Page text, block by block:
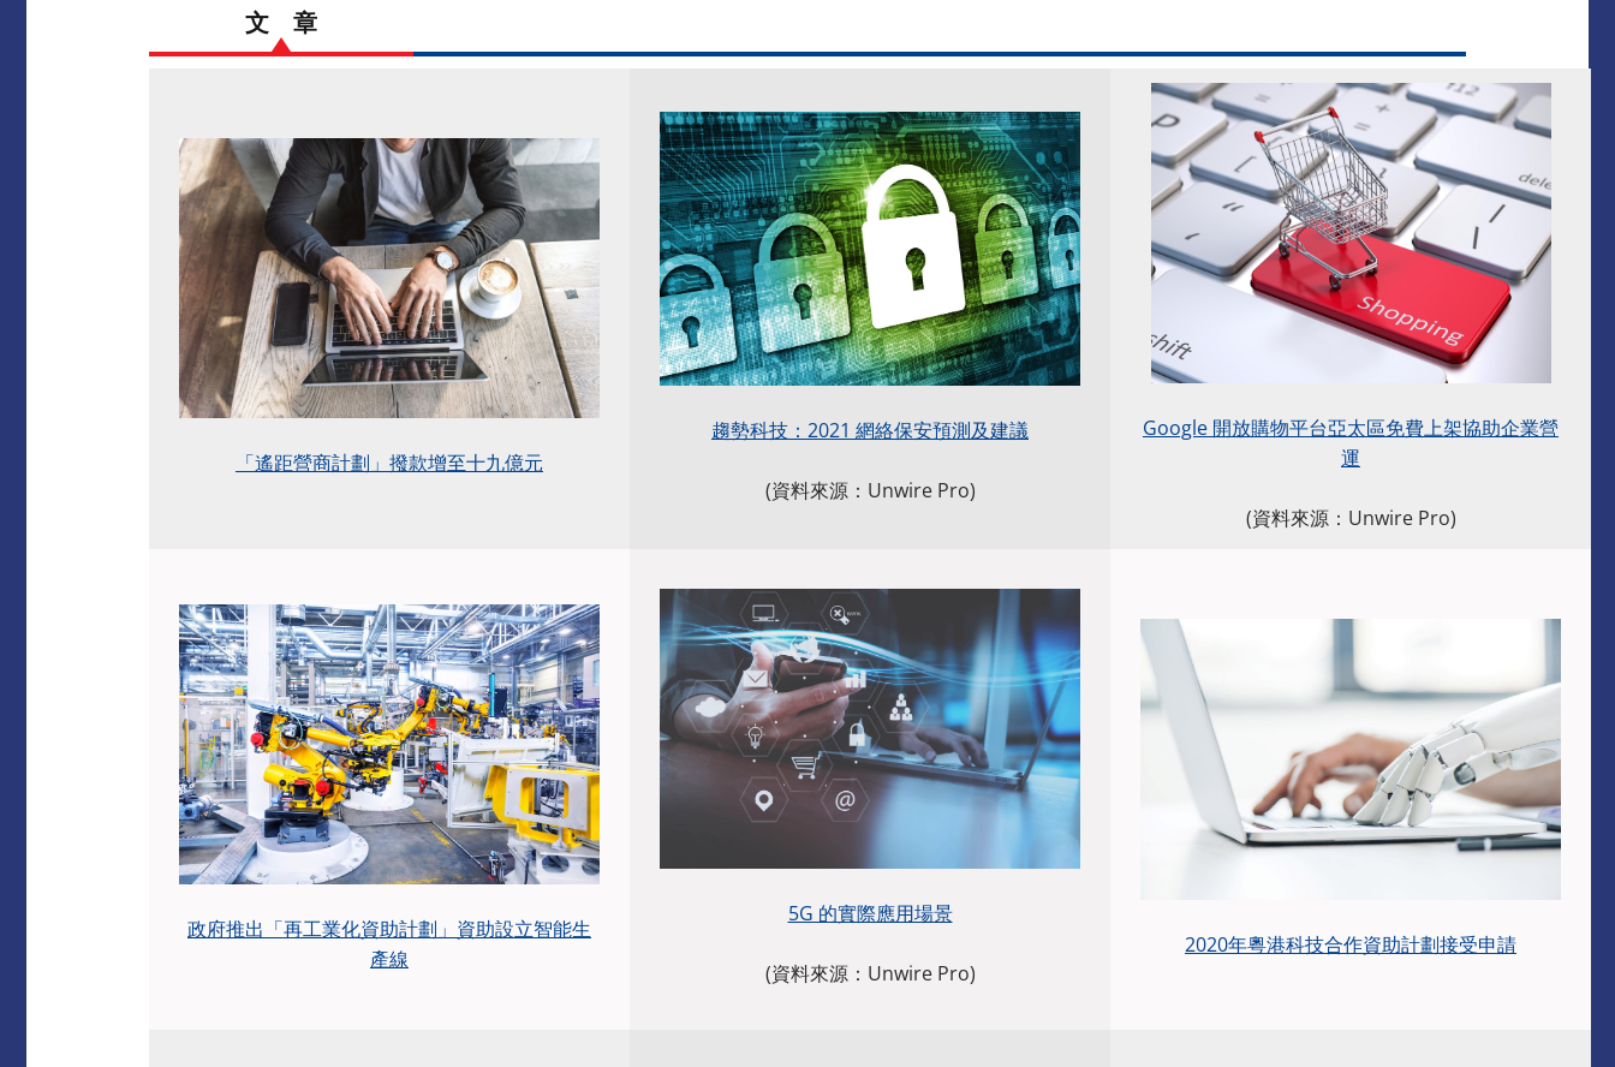
文 章
「遙距營商計劃」撥款增至十九億元
趨勢科技：2021 網絡保安預測及建議
(資料來源：Unwire Pro)
Google 開放購物平台亞太區免費上架協助企業營
運
(資料來源：Unwire Pro)
政府推出「再工業化資助計劃」資助設立智能生
產線
5G 的實際應用場景
(資料來源：Unwire Pro)
2020年粵港科技合作資助計劃接受申請